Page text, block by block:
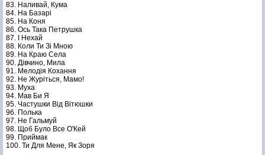
83. Наливай, Кума
84. На Базарі
85. На Коня
86. Ось Така Петрушка
87. І Нехай
88. Коли Ти Зі Мною
89. На Краю Села
90. Дівчино, Мила
91. Мелодія Кохання
92. Не Журіться, Мамо!
93. Муха
94. Мав Би Я
95. Частушки Від Вітюшки
96. Полька
97. Не Гальмуй
98. Щоб Було Все О'Кей
99. Приймак
100. Ти Для Мене, Як Зоря